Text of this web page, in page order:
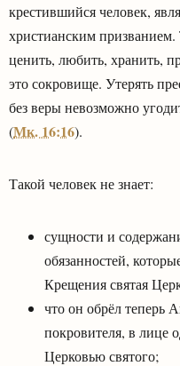
крестившийся человек,
христианским
ценить, любить, хранить,
это сокровище. Утерять
без веры невозможно
(Мк. 16:16).
Такой человек не знает:
сущности и
обязанностей,
Крещения святая
что он обрёл теперь
покровителя, в лице
Церковью святого;